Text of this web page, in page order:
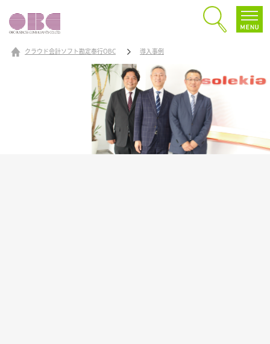
クラウド会計ソフト勘定奉行OBC 導入事例